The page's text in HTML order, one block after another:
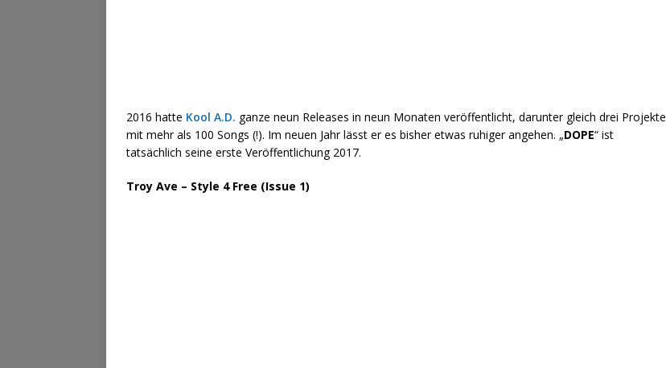
2016 hatte Kool A.D. ganze neun Releases in neun Monaten veröffentlicht, darunter gleich drei Projekte
mit mehr als 100 Songs (!). Im neuen Jahr lässt er es bisher etwas ruhiger angehen. „DOPE“ ist
tatsächlich seine erste Veröffentlichung 2017.
Troy Ave – Style 4 Free (Issue 1)